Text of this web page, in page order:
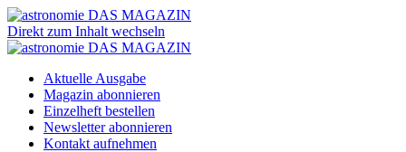
Direkt zum Inhalt wechseln
Aktuelle Ausgabe
Magazin abonnieren
Einzelheft bestellen
Newsletter abonnieren
Kontakt aufnehmen